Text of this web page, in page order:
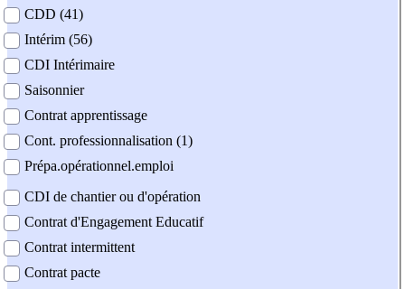
CDD (41)
Intérim (56)
CDI Intérimaire
Saisonnier
Contrat apprentissage
Cont. professionnalisation (1)
Prépa.opérationnel.emploi
CDI de chantier ou d'opération
Contrat d'Engagement Educatif
Contrat intermittent
Contrat pacte